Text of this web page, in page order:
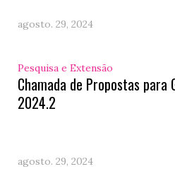
agosto. 29, 2024
Pesquisa e Extensão
Chamada de Propostas para
2024.2
agosto. 29, 2024